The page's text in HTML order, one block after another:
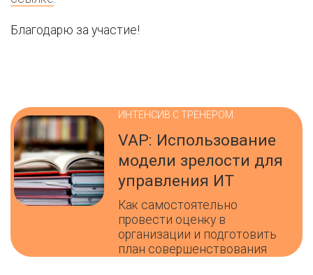
Благодарю за участие!
ИНТЕНСИВ С ТРЕНЕРОМ
VAP: Использование
модели зрелости для
управления ИТ
Как самостоятельно
провести оценку в
организации и подготовить
план совершенствования